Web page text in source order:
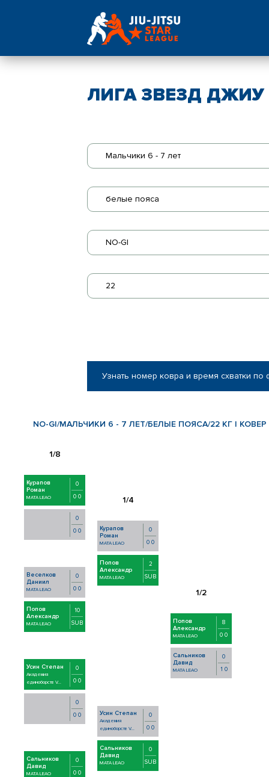
ЛИГА ЗВЕЗД
Мальчики 6 - 7 лет
белые пояса
NO-GI
22
Узнать номер ковра и время схватки по
NO-GI/МАЛЬЧИКИ 6 - 7 ЛЕТ/БЕЛЫЕ ПОЯСА/22 КГ | КОВЕР
Курапов
Роман
MATA LEAO
0
0 0
0
0 0
Веселков
Даниил
MATA LEAO
0
0 0
Попов
Александр
MATA LEAO
10
SUB
Усин Степан
Академия
единоборств V...
0
0 0
0
0 0
Сальников
Давид
MATA LEAO
0
0 0
Курапов
Роман
MATA LEAO
0
0 0
Попов
Александр
MATA LEAO
2
SUB
Усин Степан
Академия
единоборств V...
0
0 0
Сальников
Давид
MATA LEAO
0
SUB
Попов
Александр
MATA LEAO
8
0 0
Сальников
Давид
MATA LEAO
0
1 0